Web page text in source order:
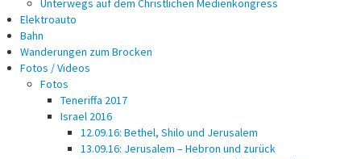
Unterwegs auf dem Christlichen Medienkongress
Elektroauto
Bahn
Wanderungen zum Brocken
Fotos / Videos
Fotos
Teneriffa 2017
Israel 2016
12.09.16: Bethel, Shilo und Jerusalem
13.09.16: Jerusalem – Hebron und zurück